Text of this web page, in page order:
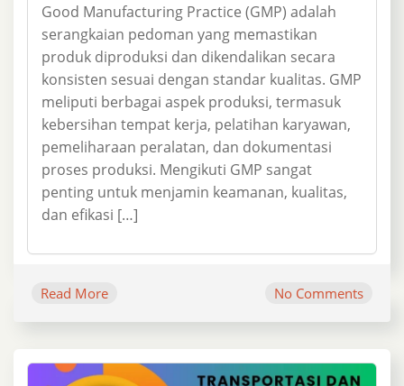
Good Manufacturing Practice (GMP) adalah
serangkaian pedoman yang memastikan
produk diproduksi dan dikendalikan secara
konsisten sesuai dengan standar kualitas. GMP
meliputi berbagai aspek produksi, termasuk
kebersihan tempat kerja, pelatihan karyawan,
pemeliharaan peralatan, dan dokumentasi
proses produksi. Mengikuti GMP sangat
penting untuk menjamin keamanan, kualitas,
dan efikasi […]
Read More No Comments